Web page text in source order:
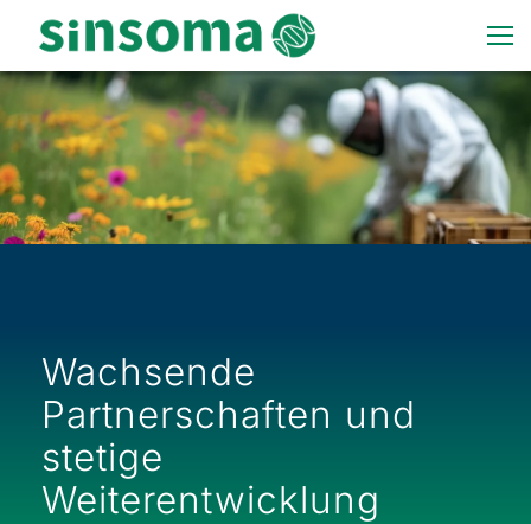
Wachsende
Partnerschaften und
stetige
Weiterentwicklung